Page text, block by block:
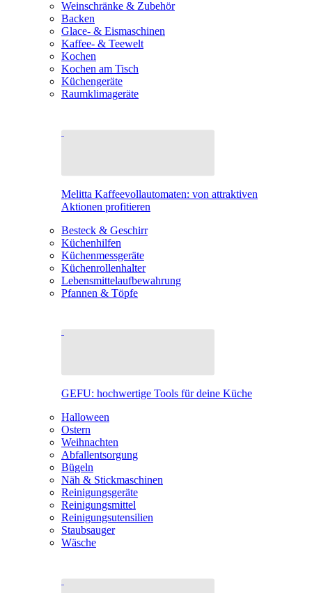
Weinschränke & Zubehör
Backen
Glace- & Eismaschinen
Kaffee- & Teewelt
Kochen
Kochen am Tisch
Küchengeräte
Raumklimageräte
Melitta Kaffeevollautomaten: von attraktiven
Aktionen profitieren
Besteck & Geschirr
Küchenhilfen
Küchenmessgeräte
Küchenrollenhalter
Lebensmittelaufbewahrung
Pfannen & Töpfe
GEFU: hochwertige Tools für deine Küche
Halloween
Ostern
Weihnachten
Abfallentsorgung
Bügeln
Näh & Stickmaschinen
Reinigungsgeräte
Reinigungsmittel
Reinigungsutensilien
Staubsauger
Wäsche